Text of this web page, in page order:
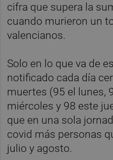
cifra que supera la
cuando murieron un
valencianos.
Solo en lo que va de
notificado cada día
muertes (95 el lunes,
miércoles y 98 este
que en una sola
covid más personas
julio y agosto.